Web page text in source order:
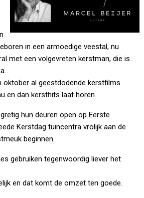
in een armoedige veestal, nu
met een volgevreten kerstman, die is
oktober al geestdodende kerstfilms
en dan kersthits laat horen.
hun deuren open op Eerste
Kerstdag tuincentra vrolijk aan de
beginnen.
gebruiken tegenwoordig liever het
en dat komt de omzet ten goede.